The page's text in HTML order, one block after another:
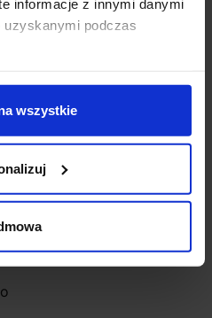
informacje z innymi danymi
podczas
wszystkie
a także ogrodów
niepowtarzalny klimat.
3000K biała ciepła
otoczenia 100º